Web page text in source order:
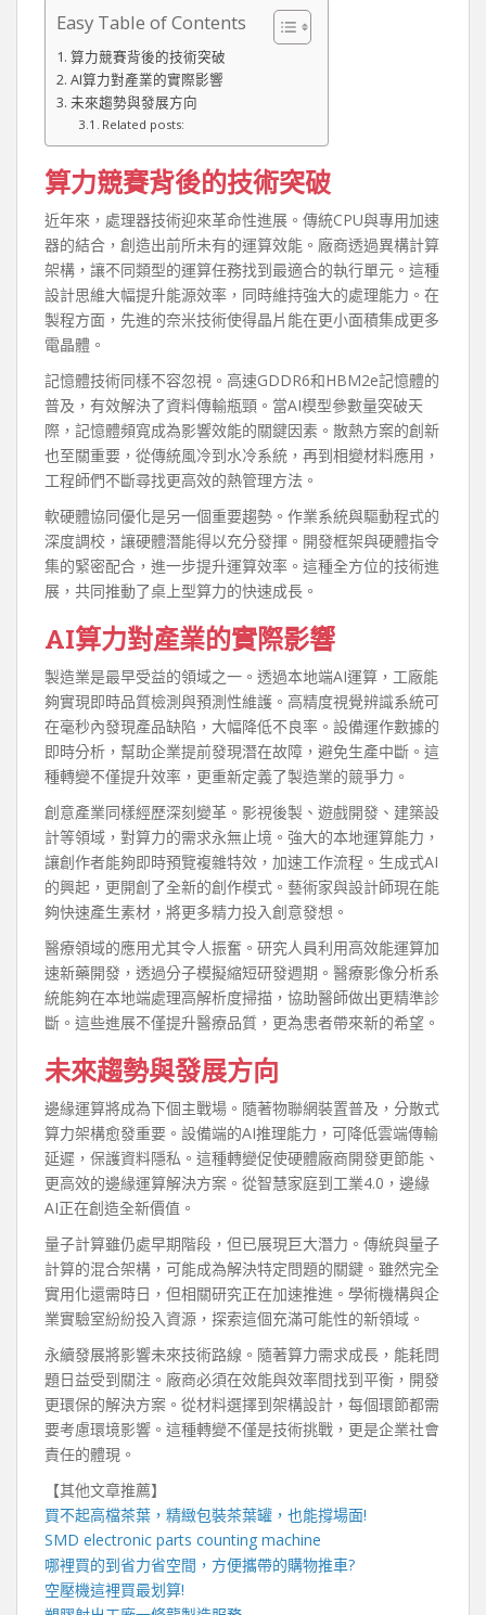
Easy Table of Contents
算力競賽背後的技術突破
AI算力對產業的實際影響
未來趨勢與發展方向
Related posts:
算力競賽背後的技術突破
近年來，處理器技術迎來革命性進展。傳統CPU與專用加速
器的結合，創造出前所未有的運算效能。廠商透過異構計算
架構，讓不同類型的運算任務找到最適合的執行單元。這種
設計思維大幅提升能源效率，同時維持強大的處理能力。在
製程方面，先進的奈米技術使得晶片能在更小面積集成更多
電晶體。
記憶體技術同樣不容忽視。高速GDDR6和HBM2e記憶體的
普及，有效解決了資料傳輸瓶頸。當AI模型參數量突破天
際，記憶體頻寬成為影響效能的關鍵因素。散熱方案的創新
也至關重要，從傳統風冷到水冷系統，再到相變材料應用，
工程師們不斷尋找更高效的熱管理方法。
軟硬體協同優化是另一個重要趨勢。作業系統與驅動程式的
深度調校，讓硬體潛能得以充分發揮。開發框架與硬體指令
集的緊密配合，進一步提升運算效率。這種全方位的技術進
展，共同推動了桌上型算力的快速成長。
AI算力對產業的實際影響
製造業是最早受益的領域之一。透過本地端AI運算，工廠能
夠實現即時品質檢測與預測性維護。高精度視覺辨識系統可
在毫秒內發現產品缺陷，大幅降低不良率。設備運作數據的
即時分析，幫助企業提前發現潛在故障，避免生產中斷。這
種轉變不僅提升效率，更重新定義了製造業的競爭力。
創意產業同樣經歷深刻變革。影視後製、遊戲開發、建築設
計等領域，對算力的需求永無止境。強大的本地運算能力，
讓創作者能夠即時預覽複雜特效，加速工作流程。生成式AI
的興起，更開創了全新的創作模式。藝術家與設計師現在能
夠快速產生素材，將更多精力投入創意發想。
醫療領域的應用尤其令人振奮。研究人員利用高效能運算加
速新藥開發，透過分子模擬縮短研發週期。醫療影像分析系
統能夠在本地端處理高解析度掃描，協助醫師做出更精準診
斷。這些進展不僅提升醫療品質，更為患者帶來新的希望。
未來趨勢與發展方向
邊緣運算將成為下個主戰場。隨著物聯網裝置普及，分散式
算力架構愈發重要。設備端的AI推理能力，可降低雲端傳輸
延遲，保護資料隱私。這種轉變促使硬體廠商開發更節能、
更高效的邊緣運算解決方案。從智慧家庭到工業4.0，邊緣
AI正在創造全新價值。
量子計算雖仍處早期階段，但已展現巨大潛力。傳統與量子
計算的混合架構，可能成為解決特定問題的關鍵。雖然完全
實用化還需時日，但相關研究正在加速推進。學術機構與企
業實驗室紛紛投入資源，探索這個充滿可能性的新領域。
永續發展將影響未來技術路線。隨著算力需求成長，能耗問
題日益受到關注。廠商必須在效能與效率間找到平衡，開發
更環保的解決方案。從材料選擇到架構設計，每個環節都需
要考慮環境影響。這種轉變不僅是技術挑戰，更是企業社會
責任的體現。
【其他文章推薦】
買不起高檔茶葉，精緻包裝茶葉罐 ，也能撐場面!
SMD electronic parts counting machine
哪裡買的到省力省空間，方便攜帶的購物推車?
空壓機這裡買最划算!